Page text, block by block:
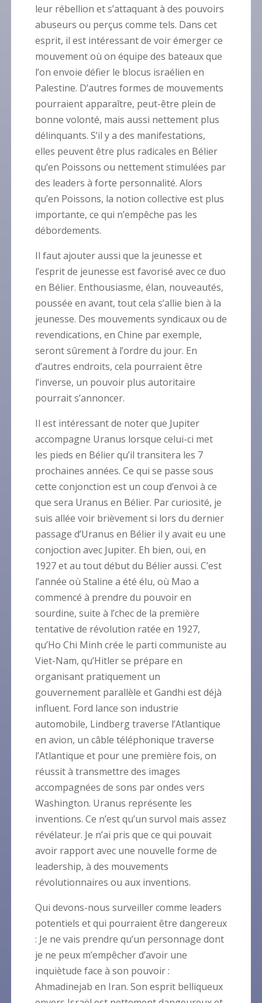
leur rébellion et s’attaquant à des pouvoirs
abuseurs ou perçus comme tels. Dans cet
esprit, il est intéressant de voir émerger ce
mouvement où on équipe des bateaux que
l’on envoie défier le blocus israélien en
Palestine. D’autres formes de mouvements
pourraient apparaître, peut-être plein de
bonne volonté, mais aussi nettement plus
délinquants. S’il y a des manifestations,
elles peuvent être plus radicales en Bélier
qu’en Poissons ou nettement stimulées par
des leaders à forte personnalité. Alors
qu’en Poissons, la notion collective est plus
importante, ce qui n’empêche pas les
débordements.
Il faut ajouter aussi que la jeunesse et
l’esprit de jeunesse est favorisé avec ce duo
en Bélier. Enthousiasme, élan, nouveautés,
poussée en avant, tout cela s’allie bien à la
jeunesse. Des mouvements syndicaux ou de
revendications, en Chine par exemple,
seront sûrement à l’ordre du jour. En
d’autres endroits, cela pourraient être
l’inverse, un pouvoir plus autoritaire
pourrait s’annoncer.
Il est intéressant de noter que Jupiter
accompagne Uranus lorsque celui-ci met
les pieds en Bélier qu’il transitera les 7
prochaines années. Ce qui se passe sous
cette conjonction est un coup d’envoi à ce
que sera Uranus en Bélier. Par curiosité, je
suis allée voir brièvement si lors du dernier
passage d’Uranus en Bélier il y avait eu une
conjoction avec Jupiter. Eh bien, oui, en
1927 et au tout début du Bélier aussi. C’est
l’année où Staline a été élu, où Mao a
commencé à prendre du pouvoir en
sourdine, suite à l’chec de la première
tentative de révolution ratée en 1927,
qu’Ho Chi Minh crée le parti communiste au
Viet-Nam, qu’Hitler se prépare en
organisant pratiquement un
gouvernement parallèle et Gandhi est déjà
influent. Ford lance son industrie
automobile, Lindberg traverse l’Atlantique
en avion, un câble téléphonique traverse
l’Atlantique et pour une première fois, on
réussit à transmettre des images
accompagnées de sons par ondes vers
Washington. Uranus représente les
inventions. Ce n’est qu’un survol mais assez
révélateur. Je n’ai pris que ce qui pouvait
avoir rapport avec une nouvelle forme de
leadership, à des mouvements
révolutionnaires ou aux inventions.
Qui devons-nous surveiller comme leaders
potentiels et qui pourraient être dangereux
: Je ne vais prendre qu’un personnage dont
je ne peux m’empêcher d’avoir une
inquiètude face à son pouvoir :
Ahmadinejab en Iran. Son esprit belliqueux